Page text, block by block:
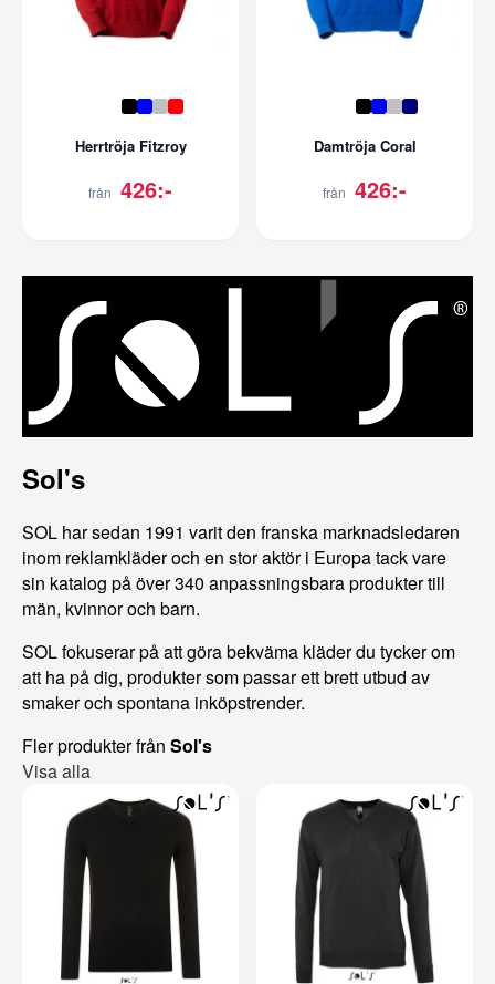
Herrtröja Fitzroy
från 426:-
Damtröja Coral
från 426:-
Sol's
SOL har sedan 1991 varit den franska marknadsledaren
inom reklamkläder och en stor aktör i Europa tack vare
sin katalog på över 340 anpassningsbara produkter till
män, kvinnor och barn.
SOL fokuserar på att göra bekväma kläder du tycker om
att ha på dig, produkter som passar ett brett utbud av
smaker och spontana inköpstrender.
Fler produkter från Sol's
Visa alla